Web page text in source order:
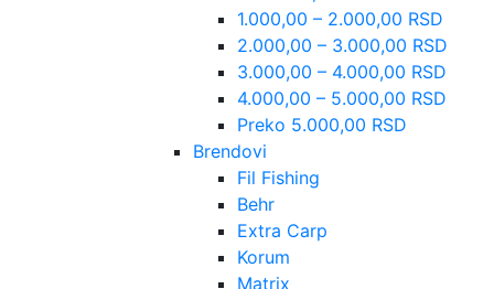
1.000,00 – 2.000,00 RSD
2.000,00 – 3.000,00 RSD
3.000,00 – 4.000,00 RSD
4.000,00 – 5.000,00 RSD
Preko 5.000,00 RSD
Brendovi
Fil Fishing
Behr
Extra Carp
Korum
Matrix